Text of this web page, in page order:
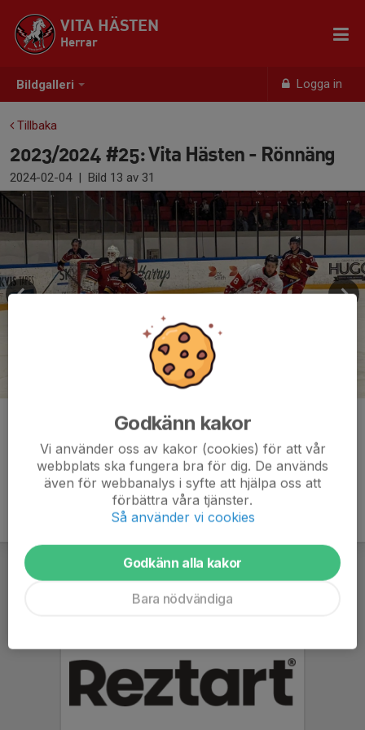
Bildgalleri Logga in
VITA HÄSTEN
Herrar
Tillbaka
2023/2024 #25: Vita Hästen - Rönnäng
2024-02-04 | Bild 13 av 31
Godkänn kakor
Vi använder oss av kakor (cookies) för att vår
webbplats ska fungera bra för dig. De används
även för webbanalys i syfte att hjälpa oss att
förbättra våra tjänster.
Så använder vi cookies
Godkänn alla kakor
Bara nödvändiga